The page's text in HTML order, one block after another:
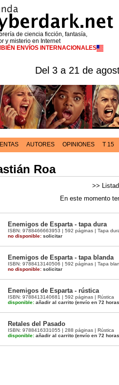
de ciencia ficción, fantasía,
y misterio en Internet
ENVÍOS INTERNACIONALES
Del 3 a 21 de
AUTORES OPINIONES T 15
Roa
>>
En este momento
Enemigos de Esparta - tapa dura
ISBN: 9788466663953 | 592 páginas | Tapa
no disponible: solicitar
Enemigos de Esparta - tapa blanda
ISBN: 9788413140506 | 592 páginas | Tapa
no disponible: solicitar
Enemigos de Esparta - rústica
ISBN: 9788413140681 | 592 páginas | Rústica
disponible: añadir al carrito (envío en 72
Retales del Pasado
ISBN: 9788416331055 | 288 páginas | Rústica
disponible: añadir al carrito (envío en 72